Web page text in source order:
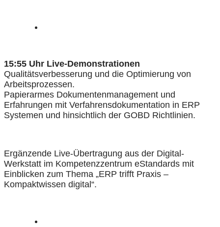
15:55 Uhr Live-Demonstrationen
Qualitätsverbesserung und die Optimierung von
Arbeitsprozessen.
Papierarmes Dokumentenmanagement und
Erfahrungen mit Verfahrensdokumentation in ERP
Systemen und hinsichtlich der GOBD Richtlinien.
Ergänzende Live-Übertragung aus der Digital-
Werkstatt im Kompetenzzentrum eStandards mit
Einblicken zum Thema „ERP trifft Praxis –
Kompaktwissen digital“.